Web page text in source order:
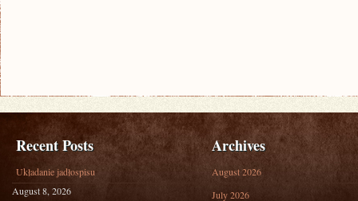
Recent Posts
Układanie jadłospisu
August 8, 2026
Archives
August 2026
July 2026